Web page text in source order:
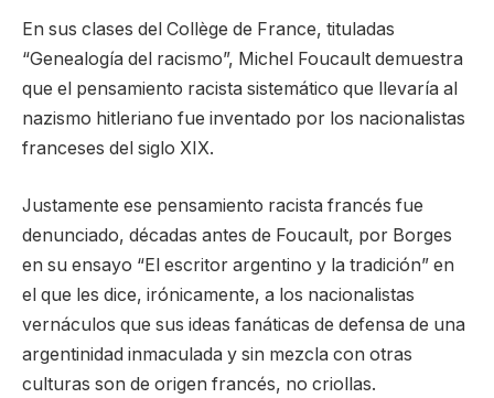
En sus clases del Collège de France, tituladas
“Genealogía del racismo”, Michel Foucault demuestra
que el pensamiento racista sistemático que llevaría al
nazismo hitleriano fue inventado por los nacionalistas
franceses del siglo XIX.
Justamente ese pensamiento racista francés fue
denunciado, décadas antes de Foucault, por Borges
en su ensayo “El escritor argentino y la tradición” en
el que les dice, irónicamente, a los nacionalistas
vernáculos que sus ideas fanáticas de defensa de una
argentinidad inmaculada y sin mezcla con otras
culturas son de origen francés, no criollas.